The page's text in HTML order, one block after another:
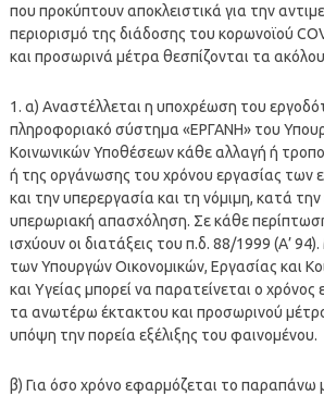
που προκύπτουν αποκλειστικά για την
περιορισμό της διάδοσης του κορωνοϊού
και προσωρινά μέτρα θεσπίζονται τα
1. α) Aναστέλλεται η υποχρέωση του
πληροφοριακό σύστημα «ΕΡΓΑΝΗ» του
Κοινωνικών Υποθέσεων κάθε αλλαγή ή
ή της οργάνωσης του χρόνου εργασίας των
και την υπερεργασία και τη νόμιμη, κατά
υπερωριακή απασχόληση. Σε κάθε
ισχύουν οι διατάξεις του π.δ. 88/1999 (Α’
των Υπουργών Οικονομικών, Εργασίας και
και Υγείας μπορεί να παρατείνεται ο
τα ανωτέρω έκτακτου και προσωρινού
υπόψη την πορεία εξέλιξης του φαινομένου.
β) Για όσο χρόνο εφαρμόζεται το παραπάνω